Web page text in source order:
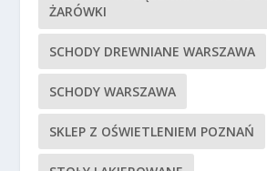
ŻARÓWKI
SCHODY DREWNIANE WARSZAWA
SCHODY WARSZAWA
SKLEP Z OŚWIETLENIEM POZNAŃ